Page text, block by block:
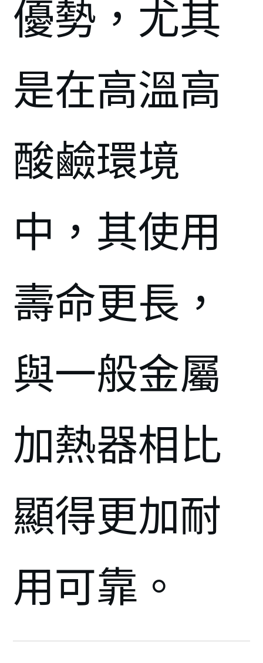
優勢，尤其
是在高溫高
酸鹼環境
中，其使用
壽命更長，
與一般金屬
加熱器相比
顯得更加耐
用可靠。